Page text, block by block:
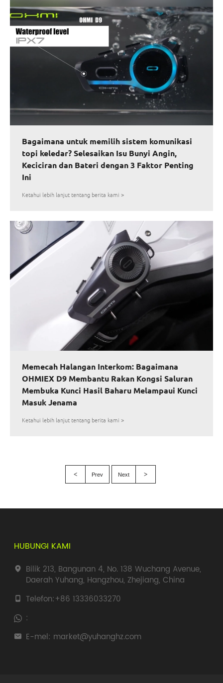
Bagaimana untuk memilih sistem komunikasi
topi keledar? Selesaikan Isu Bunyi Angin,
Keciciran dan Bateri dengan 3 Faktor Penting
Ini
Ketahui lebih lanjut tentang berita kami >
Memecah Halangan Interkom: Bagaimana
OHMIEX D9 Membantu Rakan Kongsi Saluran
Membuka Kunci Hasil Baharu Melampaui Kunci
Masuk Jenama
Ketahui lebih lanjut tentang berita kami >
< Prev Next >
HUBUNGI KAMI
Bilik 213, Bangunan 4, No. 138 Wuchang Avenue,
Daerah Yuhang, Hangzhou, Zhejiang, China
Telefon:+86 13336033270
:
E-mel: market@yuhanghz.com